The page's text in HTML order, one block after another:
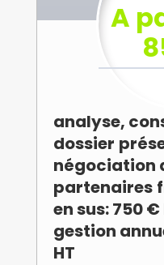
A
analyse,
dossier
négociation
partenaires
en sus: 750 €
gestion
HT